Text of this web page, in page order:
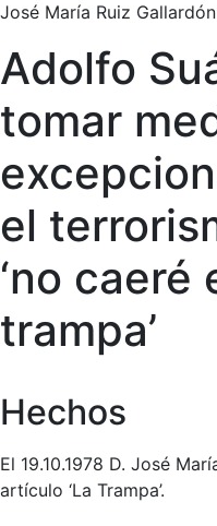
José María Ruiz Gallardón
Adolfo
tomar
el
‘no caeré
trampa’
Hechos
El 19.10.1978 D. José
artículo ‘La Trampa’.